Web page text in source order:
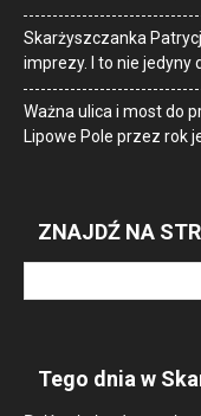
Skarżyszczanka
imprezy. I to nie jedyny
Ważna ulica i most do
Lipowe Pole przez rok
ZNAJDŹ NA
Tego dnia w